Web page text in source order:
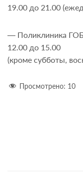
19.00 до 21.00
— Поликлиника
12.00 до 15.00
(кроме субботы,
Просмотрено: 10